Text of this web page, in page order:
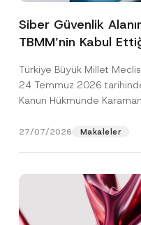
Siber Güvenlik
TBMM’nin Kabul
Türkiye Büyük Millet
24 Temmuz 2026
Kanun Hükmünde
27/07/2026 Makaleler